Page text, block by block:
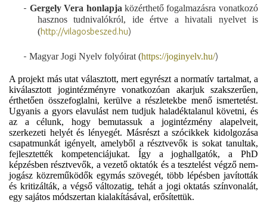
- Gergely Vera honlapja közérthető fogalmazásra vonatkozó
hasznos tudnivalókról, ide értve a hivatali nyelvet is
(http://vilagosbeszed.hu)
- Magyar Jogi Nyelv folyóirat (https://joginyelv.hu/)
A projekt más utat választott, mert egyrészt a normatív tartalmat, a
kiválasztott jogintézményre vonatkozóan akarjuk szakszerűen,
érthetően összefoglalni, kerülve a részletekbe menő ismertetést.
Ugyanis a gyors elavulást nem tudjuk haladéktalanul követni, és
az a célunk, hogy bemutassuk a jogintézmény alapelveit,
szerkezeti helyét és lényegét. Másrészt a szócikkek kidolgozása
csapatmunkát igényelt, amelyből a résztvevők is sokat tanultak,
fejlesztették kompetenciájukat. Így a joghallgatók, a PhD
képzésben résztvevők, a vezető oktatók és a tesztelést végző nem-
jogász közreműködők egymás szövegét, több lépésben javították
és kritizálták, a végső változatig, tehát a jogi oktatás színvonalát,
egy sajátos módszertan kialakításával, erősítettük.